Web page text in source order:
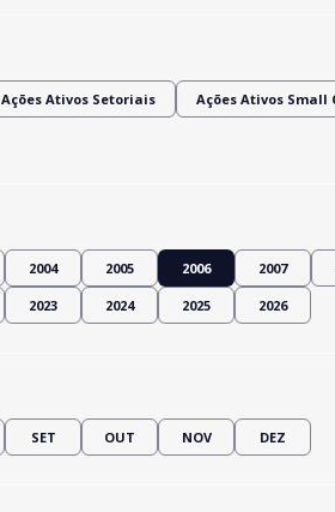
Ações Ativos Setoriais Ações Ativos Small
2004 2005 2006 2007
2023 2024 2025 2026
SET OUT NOV DEZ